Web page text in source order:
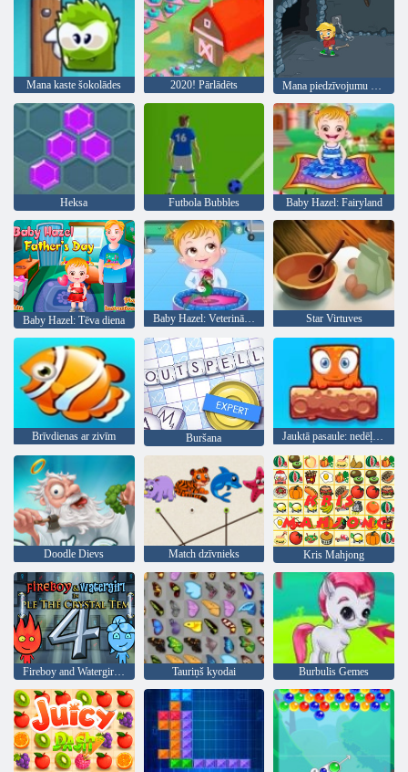
Mana kaste šokolādes 2020! Pārlādēts Mana piedzīvojumu grāmata 2
Heksa Futbola Bubbles Baby Hazel: Fairyland
Baby Hazel: Tēva diena Baby Hazel: Veterinārārsts Star Virtuves
Brīvdienas ar zivīm Buršana Jauktā pasaule: nedēļas nogale
Doodle Dievs Match dzīvnieks Kris Mahjong
Fireboy and Watergirl 4: Kristāla templis Tauriņš kyodai Burbulis Gemes